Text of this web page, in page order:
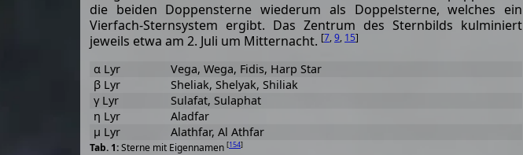
die beiden Doppensterne wiederum als Doppelsterne, welches ein
Vierfach-Sternsystem ergibt. Das Zentrum des Sternbilds kulminiert
jeweils etwa am 2. Juli um Mitternacht. [7,9, 15]
Sterne mit Eigennamen [154]
α Lyr
Vega, Wega, Fidis, Harp Star
β Lyr
Sheliak, Shelyak, Shiliak
γ Lyr
Sulafat, Sulaphat
η Lyr
Aladfar
μ Lyr
Alathfar, Al Athfar